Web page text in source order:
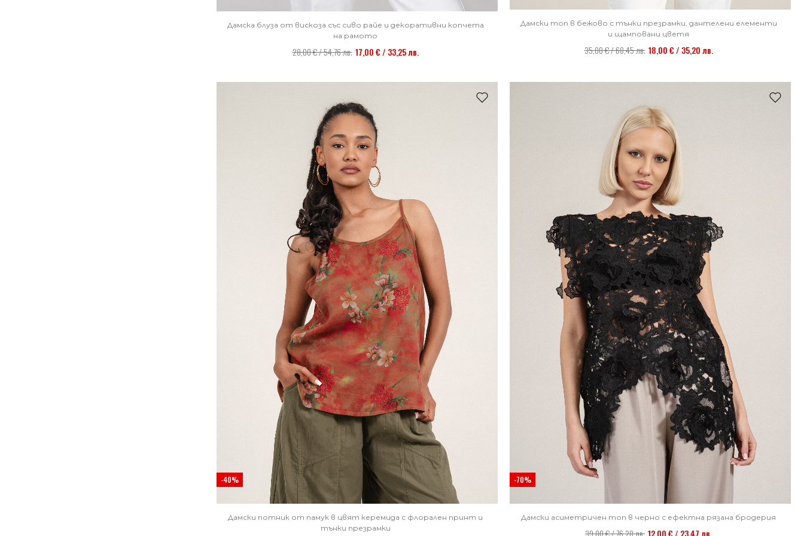
Дамска блуза от вискоза със сиво райе и декоративни копчета
на рамото
28,00 € / 54,76 лв. 17,00 € / 33,25 лв.
Дамски топ в бежово с тънки презрамки, дантелени елементи
и щамповани цветя
35,00 € / 68,45 лв. 18,00 € / 35,20 лв.
-40%
Дамски потник от памук в цвят керемида с флорален принт и
тънки презрамки
-70%
Дамски асиметричен топ в черно с ефектна рязана бродерия
39,00 € / 76,28 лв. 12,00 € / 23,47 лв.